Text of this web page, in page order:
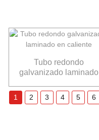
Tubo redondo
galvanizado laminado
1 2 3 4 5 6